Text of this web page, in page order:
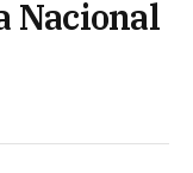
Nacional